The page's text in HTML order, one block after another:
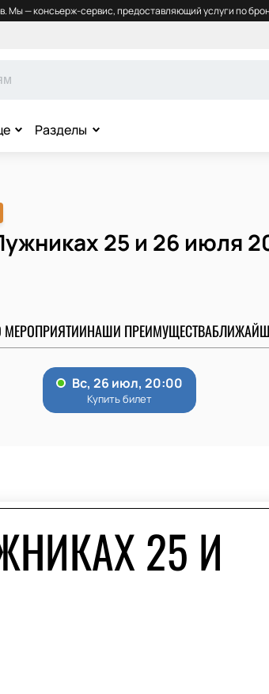
— консьерж-сервис, предоставляющий услуги по
Разделы
25 и 26 июля
МЕРОПРИЯТИИНАШИ ПРЕИМУЩЕСТВА
25 И